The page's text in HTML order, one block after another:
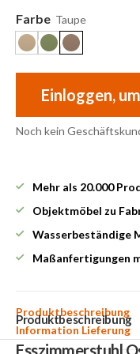
Farbe Taupe
Einloggen,
Noch kein
Mehr als 20.000
Objektmöbel zu
Wasserbeständige
Maßanfertigungen
Produktbeschreibung
Information Lieferung
Produktbeschreibung
Esszimmerstuhl